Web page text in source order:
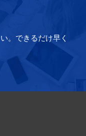
。できるだけ早く